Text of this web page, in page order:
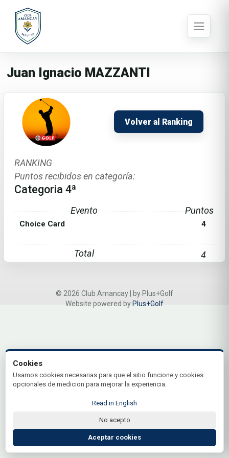
Juan Ignacio MAZZANTI
Volver al Ranking
RANKING
Puntos recibidos en categoría:
Categoria 4ª
Evento Puntos
Choice Card 4
Total 4
© 2026 Club Amancay | by Plus+Golf
Website powered by Plus+Golf
Cookies
Usamos cookies necesarias para que el sitio funcione y cookies
opcionales de medicion para mejorar la experiencia.
Read in English
No acepto
Aceptar cookies